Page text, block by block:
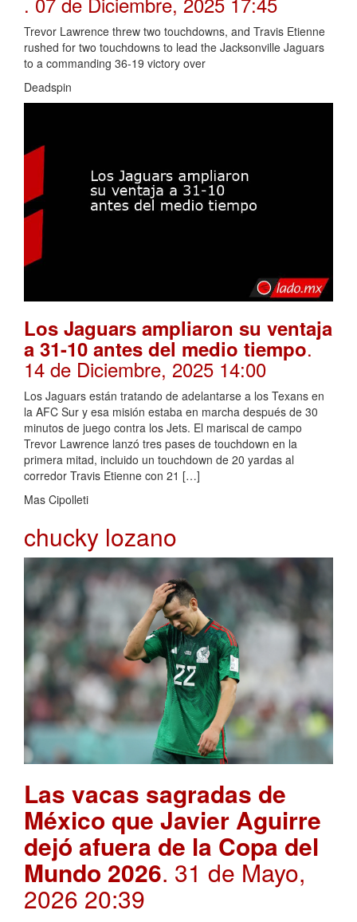
Trevor Lawrence threw two touchdowns, and Travis Etienne
rushed for two touchdowns to lead the Jacksonville Jaguars
to a commanding 36-19 victory over
Deadspin
Los Jaguars ampliaron su ventaja
a 31-10 antes del medio tiempo.
14 de Diciembre, 2025 14:00
Los Jaguars están tratando de adelantarse a los Texans en
la AFC Sur y esa misión estaba en marcha después de 30
minutos de juego contra los Jets. El mariscal de campo
Trevor Lawrence lanzó tres pases de touchdown en la
primera mitad, incluido un touchdown de 20 yardas al
corredor Travis Etienne con 21 […]
Mas Cipolleti
chucky lozano
Las vacas sagradas de
México que Javier Aguirre
dejó afuera de la Copa del
Mundo 2026. 31 de Mayo,
2026 20:39